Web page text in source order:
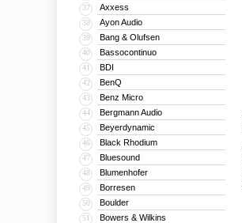
37 Axxess
38 Ayon Audio
39 Bang & Olufsen
40 Bassocontinuo
41 BDI
42 BenQ
43 Benz Micro
44 Bergmann Audio
45 Beyerdynamic
46 Black Rhodium
47 Bluesound
48 Blumenhofer
49 Borresen
50 Boulder
51 Bowers & Wilkins